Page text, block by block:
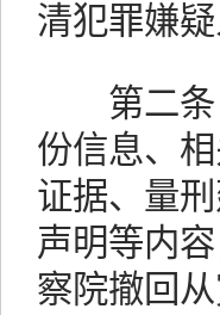
清犯罪嫌
第二条
份信息、
证据、量
声明等内
察院撤回